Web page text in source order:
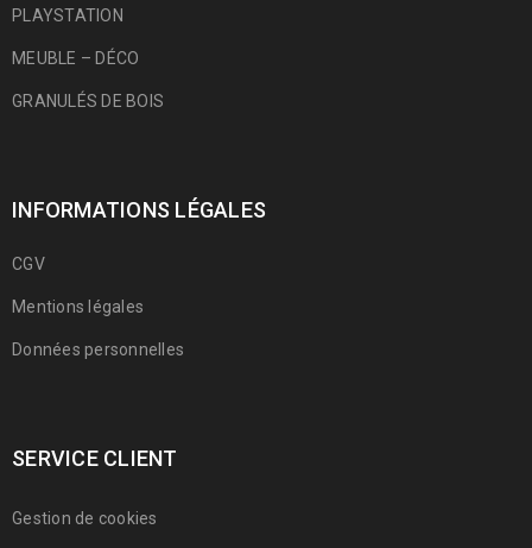
PLAYSTATION
MEUBLE – DÉCO
GRANULÉS DE BOIS
INFORMATIONS LÉGALES
CGV
Mentions légales
Données personnelles
SERVICE CLIENT
Gestion de cookies